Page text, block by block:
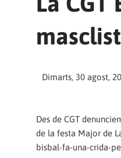
Dimarts, 30 agost,
Des de CGT
de la festa Major de
bisbal-fa-una-crida-